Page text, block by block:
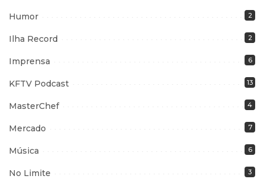
Humor 2
Ilha Record 2
Imprensa 6
KFTV Podcast 13
MasterChef 4
Mercado 7
Música 6
No Limite 3